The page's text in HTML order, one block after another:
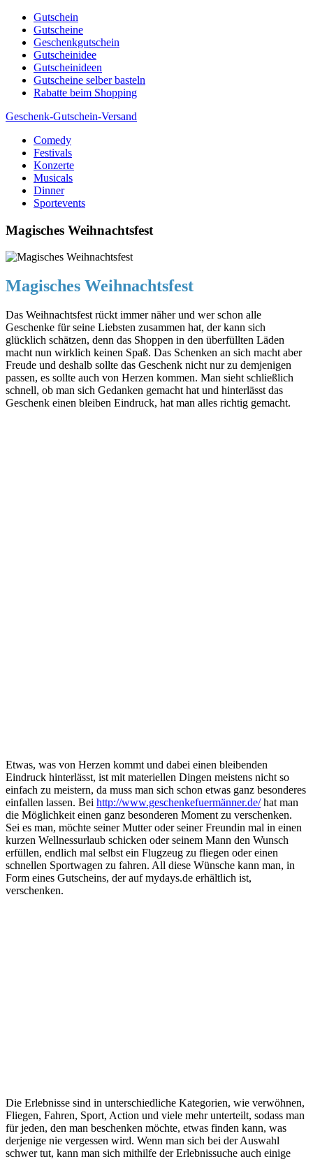
Skip
content
Gutschein
Gutscheine
Geschenkgutschein
Gutscheinidee
Gutscheinideen
Gutscheine selber basteln
Rabatte beim Shopping
Geschenk-Gutschein-Versand
Gutscheine, Gutscheinsprüche und Geschenkideen
Comedy
Festivals
Konzerte
Musicals
Dinner
Sportevents
Magisches Weihnachtsfest
Magisches Weihnachtsfest
Das Weihnachtsfest rückt immer näher und wer schon alle
Geschenke für seine Liebsten zusammen hat, der kann sich
glücklich schätzen, denn das Shoppen in den überfüllten Läden
macht nun wirklich keinen Spaß. Das Schenken an sich macht aber
Freude und deshalb sollte das Geschenk nicht nur zu demjenigen
passen, es sollte auch von Herzen kommen. Man sieht schließlich
schnell, ob man sich Gedanken gemacht hat und hinterlässt das
Geschenk einen bleiben Eindruck, hat man alles richtig gemacht.
Etwas, was von Herzen kommt und dabei einen bleibenden
Eindruck hinterlässt, ist mit materiellen Dingen meistens nicht so
einfach zu meistern, da muss man sich schon etwas ganz besonderes
einfallen lassen. Bei http://www.geschenkefuermänner.de/hat man
die Möglichkeit einen ganz besonderen Moment zu verschenken.
Sei es man, möchte seiner Mutter oder seiner Freundin mal in einen
kurzen Wellnessurlaub schicken oder seinem Mann den Wunsch
erfüllen, endlich mal selbst ein Flugzeug zu fliegen oder einen
schnellen Sportwagen zu fahren. All diese Wünsche kann man, in
Form eines Gutscheins, der auf mydays.de erhältlich ist,
verschenken.
Die Erlebnisse sind in unterschiedliche Kategorien, wie verwöhnen,
Fliegen, Fahren, Sport, Action und viele mehr unterteilt, sodass man
für jeden, den man beschenken möchte, etwas finden kann, was
derjenige nie vergessen wird. Wenn man sich bei der Auswahl
schwer tut, kann man sich mithilfe der Erlebnissuche auch einige